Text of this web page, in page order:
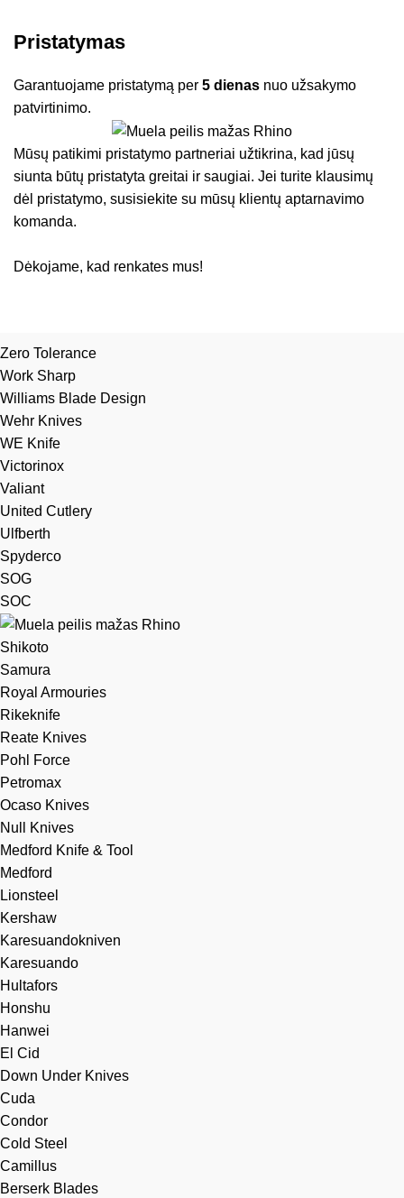
Pristatymas
Garantuojame pristatymą per5 dienas nuo užsakymo
patvirtinimo.
Mūsų patikimi pristatymo partneriai užtikrina, kad jūsų
siunta būtų pristatyta greitai ir saugiai. Jei turite klausimų
dėl pristatymo, susisiekite su mūsų klientų aptarnavimo
komanda.
Dėkojame, kad renkates mus!
Zero Tolerance
Work Sharp
Williams Blade Design
Wehr Knives
WE Knife
Victorinox
Valiant
United Cutlery
Ulfberth
Spyderco
SOG
SOC
Shikoto
Samura
Royal Armouries
Rikeknife
Reate Knives
Pohl Force
Petromax
Ocaso Knives
Null Knives
Medford Knife & Tool
Medford
Lionsteel
Kershaw
Karesuandokniven
Karesuando
Hultafors
Honshu
Hanwei
El Cid
Down Under Knives
Cuda
Condor
Cold Steel
Camillus
Berserk Blades